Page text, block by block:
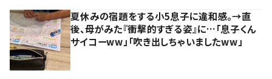
夏休みの宿題をする小5息子に違和感。→直
後、母がみた『衝撃的すぎる姿』に…「息子くん
サイコーww」「吹き出しちゃいましたww」